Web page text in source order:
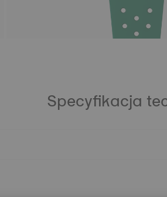
Specyfikacja